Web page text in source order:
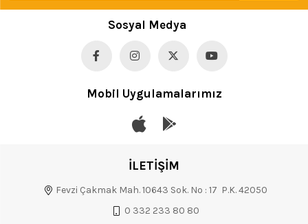
Sosyal Medya
Mobil Uygulamalarımız
İLETİŞİM
Fevzi Çakmak Mah. 10643 Sok. No : 17 P.K. 42050
0 332 233 80 80